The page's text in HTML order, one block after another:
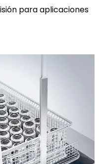
para aplicaciones